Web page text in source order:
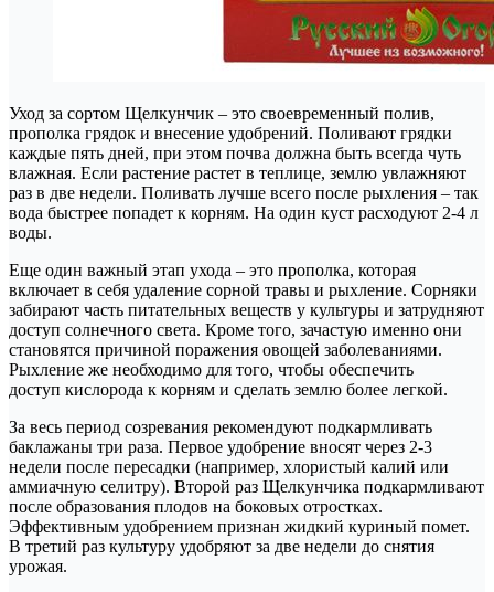
Уход за сортом Щелкунчик – это своевременный полив,
прополка грядок и внесение удобрений. Поливают грядки
каждые пять дней, при этом почва должна быть всегда чуть
влажная. Если растение растет в теплице, землю увлажняют
раз в две недели. Поливать лучше всего после рыхления – так
вода быстрее попадет к корням. На один куст расходуют 2-4 л
воды.
Еще один важный этап ухода – это прополка, которая
включает в себя удаление сорной травы и рыхление. Сорняки
забирают часть питательных веществ у культуры и затрудняют
доступ солнечного света. Кроме того, зачастую именно они
становятся причиной поражения овощей заболеваниями.
Рыхление же необходимо для того, чтобы обеспечить
доступ кислорода к корням и сделать землю более легкой.
За весь период созревания рекомендуют подкармливать
баклажаны три раза. Первое удобрение вносят через 2-3
недели после пересадки (например, хлористый калий или
аммиачную селитру). Второй раз Щелкунчика подкармливают
после образования плодов на боковых отростках.
Эффективным удобрением признан жидкий куриный помет.
В третий раз культуру удобряют за две недели до снятия
урожая.